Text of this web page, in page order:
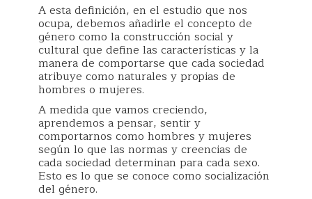
A esta definición, en el estudio que nos
ocupa, debemos añadirle el concepto de
género como la construcción social y
cultural que define las características y la
manera de comportarse que cada sociedad
atribuye como naturales y propias de
hombres o mujeres.
A medida que vamos creciendo,
aprendemos a pensar, sentir y
comportarnos como hombres y mujeres
según lo que las normas y creencias de
cada sociedad determinan para cada sexo.
Esto es lo que se conoce como socialización
del género.